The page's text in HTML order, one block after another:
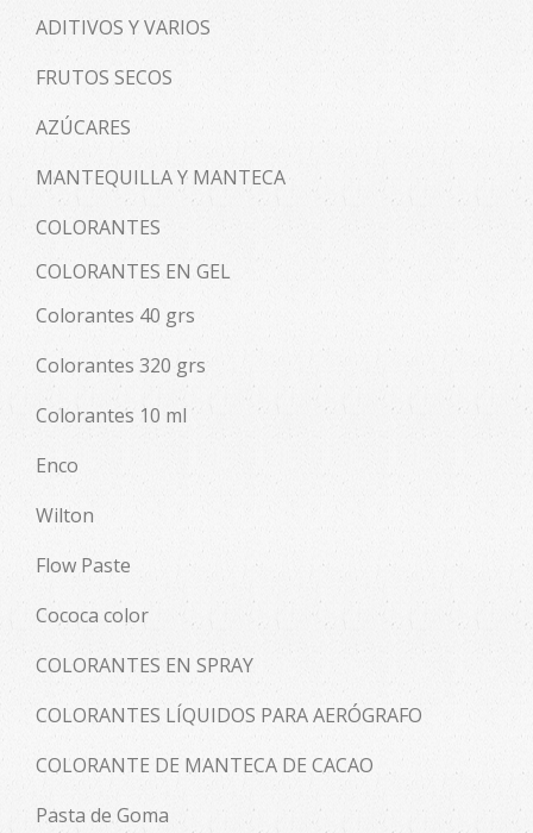
ADITIVOS Y VARIOS
FRUTOS SECOS
AZÚCARES
MANTEQUILLA Y MANTECA
COLORANTES
COLORANTES EN GEL
Colorantes 40 grs
Colorantes 320 grs
Colorantes 10 ml
Enco
Wilton
Flow Paste
Cococa color
COLORANTES EN SPRAY
COLORANTES LÍQUIDOS PARA AERÓGRAFO
COLORANTE DE MANTECA DE CACAO
Pasta de Goma